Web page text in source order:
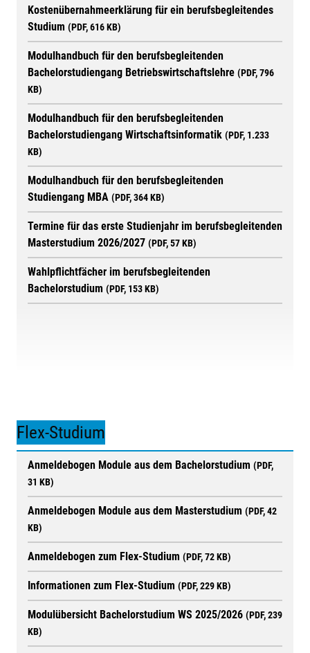
Kostenübernahmeerklärung für ein berufsbegleitendes
Studium (PDF, 616 KB)
Modulhandbuch für den berufsbegleitenden
Bachelorstudiengang Betriebswirtschaftslehre (PDF, 796
KB)
Modulhandbuch für den berufsbegleitenden
Bachelorstudiengang Wirtschaftsinformatik (PDF, 1.233
KB)
Modulhandbuch für den berufsbegleitenden
Studiengang MBA (PDF, 364 KB)
Termine für das erste Studienjahr im berufsbegleitenden
Masterstudium 2026/2027 (PDF, 57 KB)
Wahlpflichtfächer im berufsbegleitenden
Bachelorstudium (PDF, 153 KB)
Flex-Studium
Anmeldebogen Module aus dem Bachelorstudium (PDF,
31 KB)
Anmeldebogen Module aus dem Masterstudium (PDF, 42
KB)
Anmeldebogen zum Flex-Studium (PDF, 72 KB)
Informationen zum Flex-Studium (PDF, 229 KB)
Modulübersicht Bachelorstudium WS 2025/2026 (PDF, 239
KB)